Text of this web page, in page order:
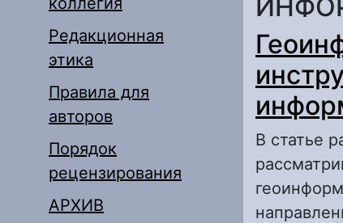
Редакционная
этика
Правила для
авторов
Порядок
рецензирования
АРХИВ
В статье